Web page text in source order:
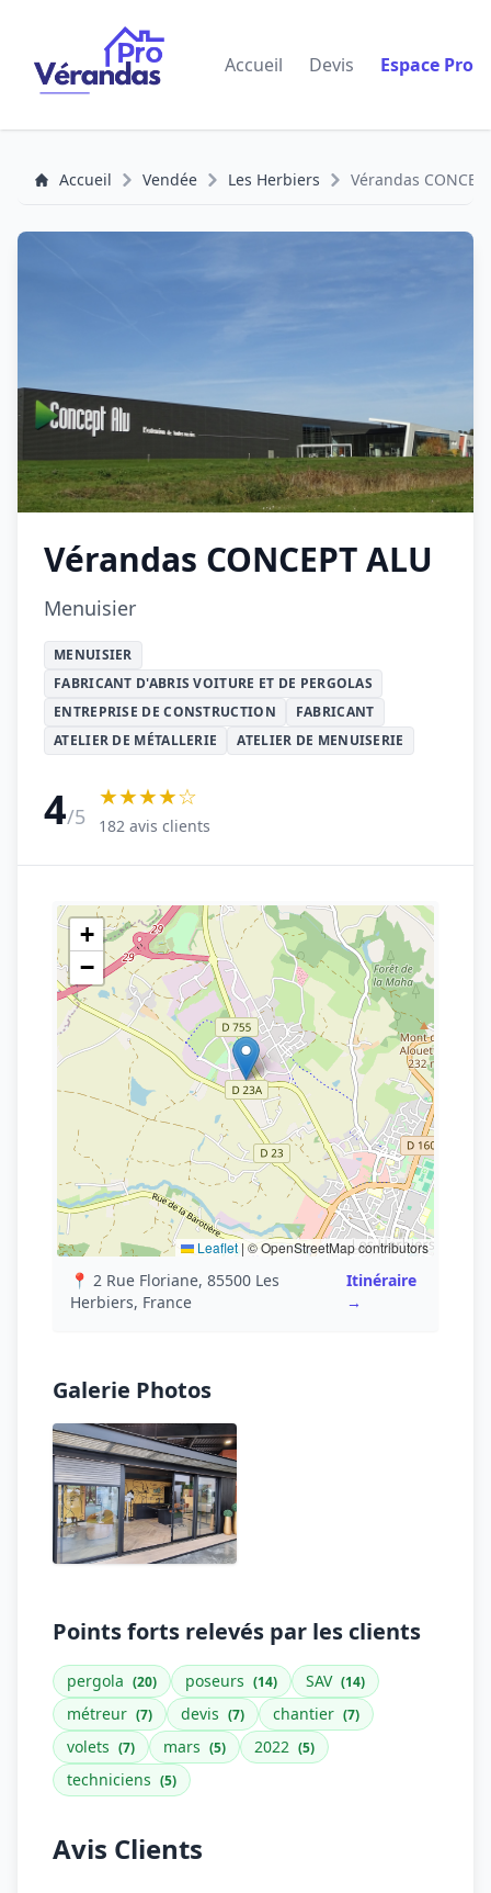
Accueil Devis Espace Pro
Accueil Vendée Les Herbiers Vérandas
Vérandas CONCEPT ALU
Menuisier
MENUISIER
FABRICANT D'ABRIS VOITURE ET DE PERGOLAS
ENTREPRISE DE CONSTRUCTION
FABRICANT
ATELIER DE MÉTALLERIE
ATELIER DE MENUISERIE
4/5
★★★★☆
182 avis clients
+
−
Leaflet |© OpenStreetMap contributors
📍 2 Rue Floriane, 85500 Les
Herbiers, France
Itinéraire
→
Galerie Photos
Points forts relevés par les clients
pergola (20) poseurs (14) SAV (14)
métreur (7) devis (7) chantier (7)
volets (7) mars (5) 2022 (5)
techniciens (5)
Avis Clients